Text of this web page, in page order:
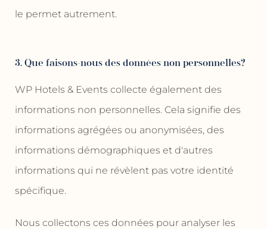
le permet autrement.
3. Que faisons-nous des données non personnelles?
WP Hotels & Events collecte également des
informations non personnelles. Cela signifie des
informations agrégées ou anonymisées, des
informations démographiques et d'autres
informations qui ne révèlent pas votre identité
spécifique.
Nous collectons ces données pour analyser les